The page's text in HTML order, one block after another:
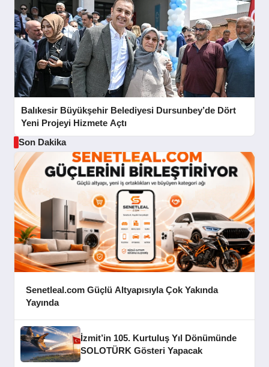
Balıkesir Büyükşehir Belediyesi Dursunbey’de Dört
Yeni Projeyi Hizmete Açtı
Son Dakika
Senetleal.com Güçlü Altyapısıyla Çok Yakında
Yayında
İzmit’in 105. Kurtuluş Yıl Dönümünde
SOLOTÜRK Gösteri Yapacak